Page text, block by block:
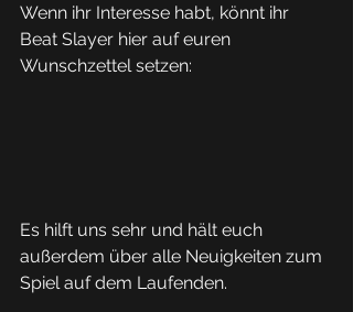
Wenn ihr Interesse habt, könnt ihr
Beat Slayer hier auf euren
Wunschzettel setzen:
Es hilft uns sehr und hält euch
außerdem über alle Neuigkeiten zum
Spiel auf dem Laufenden.